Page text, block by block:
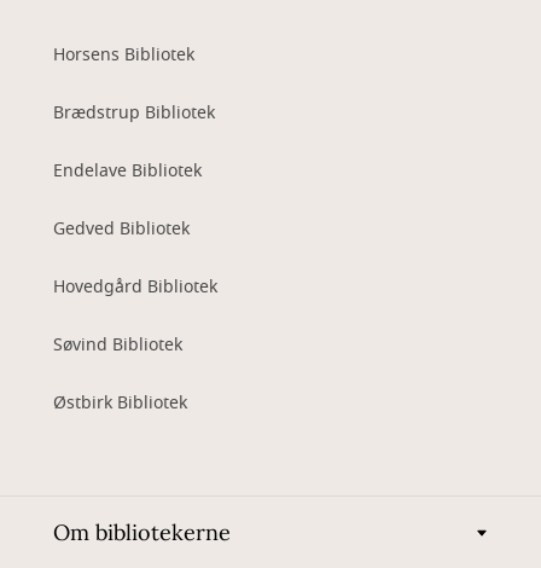
Horsens Bibliotek
Brædstrup Bibliotek
Endelave Bibliotek
Gedved Bibliotek
Hovedgård Bibliotek
Søvind Bibliotek
Østbirk Bibliotek
Om bibliotekerne